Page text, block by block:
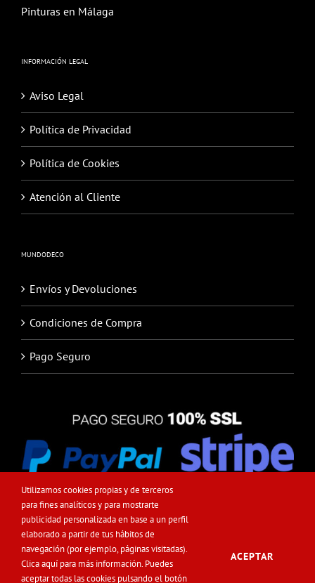
Pinturas en Málaga
INFORMACIÓN LEGAL
Aviso Legal
Política de Privacidad
Política de Cookies
Atención al Cliente
MUNDODECO
Envíos y Devoluciones
Condiciones de Compra
Pago Seguro
© Copyright -
2026 | Pinturas MundoDeco | Todos los Derechos
Utilizamos cookies propias y de terceros
para fines analíticos y para mostrarte
publicidad personalizada en base a un perfil
elaborado a partir de tus hábitos de
navegación (por ejemplo, páginas visitadas).
Clicaaquí para más información. Puedes
aceptar todas las cookies pulsando el botón
ACEPTAR